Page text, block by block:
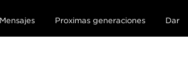
Mensajes Proximas generaciones Dar